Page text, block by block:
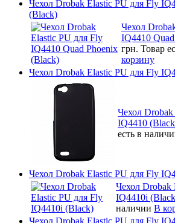
Чехол Drobak Elastic PU для Fly
(Black)
Чехол
IQ4410
грн. Товар
корзину
Чехол Drobak Elastic PU для Fly
Чехол
IQ4410
есть в
Чехол Drobak Elastic PU для Fly
Чехол Drobak
IQ4410i
наличии В
Чехол Drobak Elastic PU для Fly